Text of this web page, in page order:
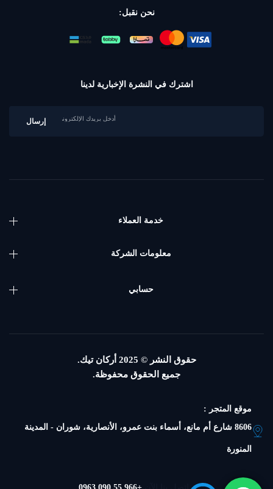
نحن نقبل:
اشترك في النشرة الإخبارية لدينا
خدمة العملاء
معلومات الشركة
حسابي
حقوق النشر © 2025
أركان تيك.
جميع الحقوق محفوظة.
موقع المتجر :
8606 شارع أم مانع، أسماء بنت عمرو، الأنصارية، شوران - المدينة
المنورة